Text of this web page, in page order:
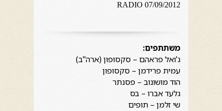
RADIO 07/09/2012
משתתפים:
ג'ואל פראהם – סקסופון (ארה"ב)
עמית פרידמן – סקסופון
הוד מושונוב – פסנתר
גלעד אברו – בס
שי זלמן – תופים